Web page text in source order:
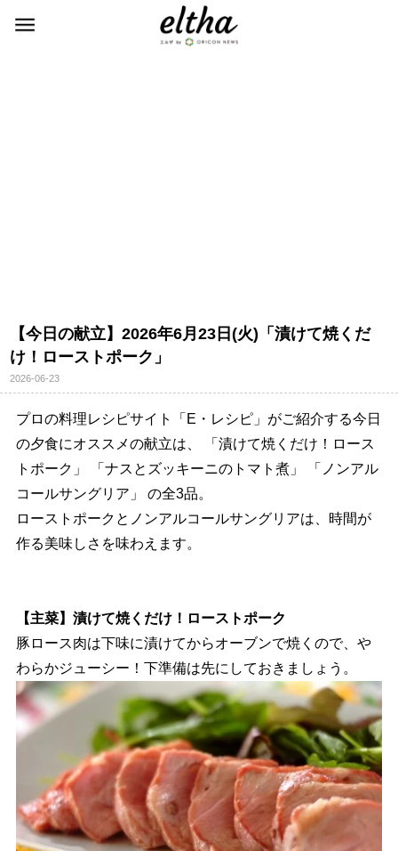
【今日の献立】2026年6月23日(火)「漬けて焼くだ
け！ローストポーク」
2026-06-23
プロの料理レシピサイト「E・レシピ」がご紹介する今日
の夕食にオススメの献立は、 「漬けて焼くだけ！ロース
トポーク」 「ナスとズッキーニのトマト煮」 「ノンアル
コールサングリア」 の全3品。
ローストポークとノンアルコールサングリアは、時間が
作る美味しさを味わえます。
【主菜】漬けて焼くだけ！ローストポーク
豚ロース肉は下味に漬けてからオーブンで焼くので、
わらかジューシー！下準備は先にしておきましょう。